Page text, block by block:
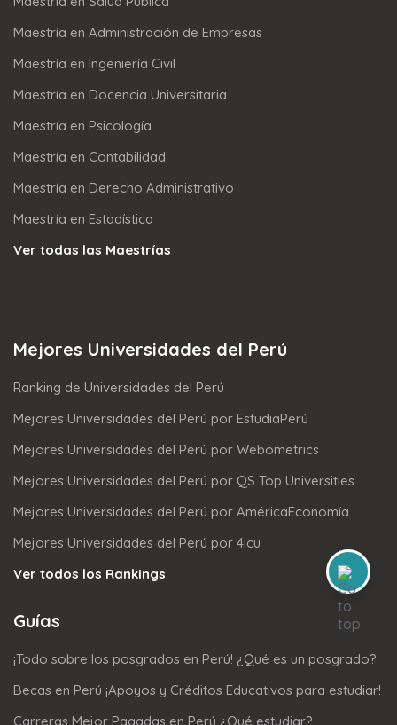
Maestría en Administración de Empresas
Maestría en Ingeniería Civil
Maestría en Docencia Universitaria
Maestría en Psicología
Maestría en Contabilidad
Maestría en Derecho Administrativo
Maestría en Estadística
Ver todas las Maestrías
Mejores Universidades del Perú
Ranking de Universidades del Perú
Mejores Universidades del Perú por EstudiaPerú
Mejores Universidades del Perú por Webometrics
Mejores Universidades del Perú por QS Top Universities
Mejores Universidades del Perú por AméricaEconomía
Mejores Universidades del Perú por 4icu
Ver todos los Rankings
Guías
¡Todo sobre los posgrados en Perú! ¿Qué es un posgrado?
Becas en Perú ¡Apoyos y Créditos Educativos para estudiar!
Carreras Mejor Pagadas en Perú ¿Qué estudiar?